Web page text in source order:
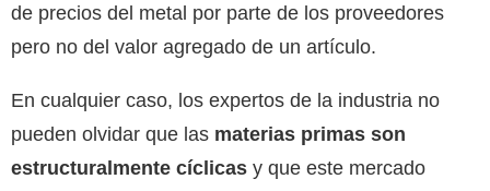
de precios del metal por parte de los proveedores
pero no del valor agregado de un artículo.
En cualquier caso, los expertos de la industria no
pueden olvidar que las materias primas son
estructuralmente cíclicas y que este mercado